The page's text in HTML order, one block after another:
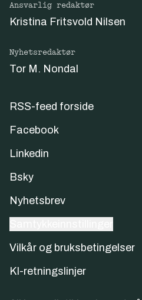
Ansvarlig redaktør
Kristina Fritsvold Nilsen
Nyhetsredaktør
Tor M. Nondal
RSS-feed forside
Facebook
Linkedin
Bsky
Nyhetsbrev
Vilkår og bruksbetingelser
KI-retningslinjer